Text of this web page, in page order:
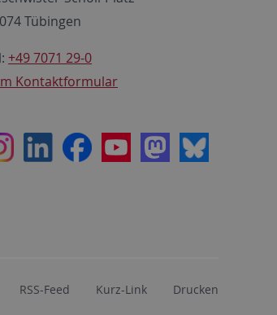
Tübingen
+49 7071 29-0
Kontaktformular
LinkedInFacebookYoutubeMastodon
Bluesky
RSS-Feed Kurz-Link Drucken